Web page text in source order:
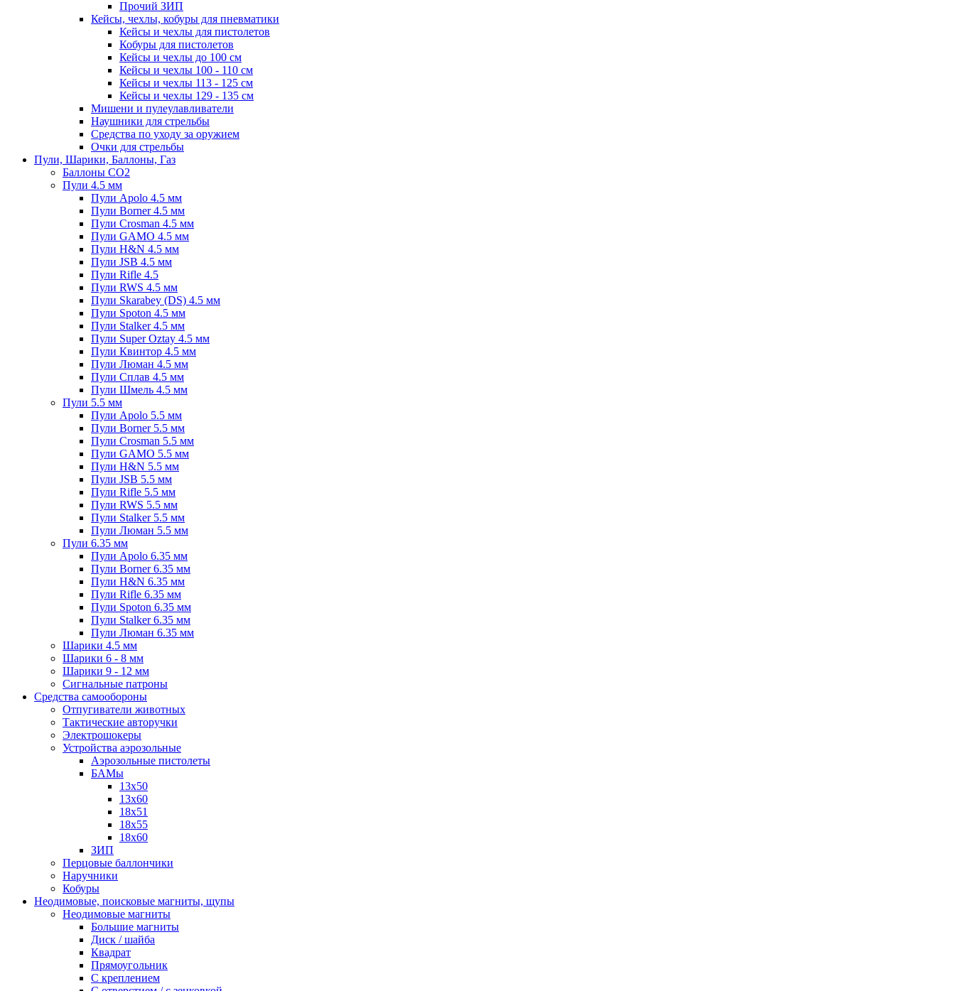
Прочий ЗИП
Кейсы, чехлы, кобуры для пневматики
Кейсы и чехлы для пистолетов
Кобуры для пистолетов
Кейсы и чехлы до 100 см
Кейсы и чехлы 100 - 110 см
Кейсы и чехлы 113 - 125 см
Кейсы и чехлы 129 - 135 см
Мишени и пулеулавливатели
Наушники для стрельбы
Средства по уходу за оружием
Очки для стрельбы
Пули, Шарики, Баллоны, Газ
Баллоны CO2
Пули 4.5 мм
Пули Apolo 4.5 мм
Пули Borner 4.5 мм
Пули Crosman 4.5 мм
Пули GAMO 4.5 мм
Пули H&N 4.5 мм
Пули JSB 4.5 мм
Пули Rifle 4.5
Пули RWS 4.5 мм
Пули Skarabey (DS) 4.5 мм
Пули Spoton 4.5 мм
Пули Stalker 4.5 мм
Пули Super Oztay 4.5 мм
Пули Квинтор 4.5 мм
Пули Люман 4.5 мм
Пули Сплав 4.5 мм
Пули Шмель 4.5 мм
Пули 5.5 мм
Пули Apolo 5.5 мм
Пули Borner 5.5 мм
Пули Crosman 5.5 мм
Пули GAMO 5.5 мм
Пули H&N 5.5 мм
Пули JSB 5.5 мм
Пули Rifle 5.5 мм
Пули RWS 5.5 мм
Пули Stalker 5.5 мм
Пули Люман 5.5 мм
Пули 6.35 мм
Пули Apolo 6.35 мм
Пули Borner 6.35 мм
Пули H&N 6.35 мм
Пули Rifle 6.35 мм
Пули Spoton 6.35 мм
Пули Stalker 6.35 мм
Пули Люман 6.35 мм
Шарики 4.5 мм
Шарики 6 - 8 мм
Шарики 9 - 12 мм
Сигнальные патроны
Средства самообороны
Отпугиватели животных
Тактические авторучки
Электрошокеры
Устройства аэрозольные
Аэрозольные пистолеты
БАМы
13х50
13х60
18х51
18х55
18х60
ЗИП
Перцовые баллончики
Наручники
Кобуры
Неодимовые, поисковые магниты, щупы
Неодимовые магниты
Большие магниты
Диск / шайба
Квадрат
Прямоугольник
С креплением